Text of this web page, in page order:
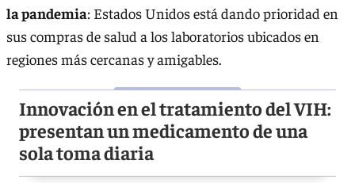
la pandemia: Estados Unidos está dando prioridad en
sus compras de salud a los laboratorios ubicados en
regiones más cercanas y amigables.
Innovación en el tratamiento del VIH:
presentan un medicamento de una
sola toma diaria